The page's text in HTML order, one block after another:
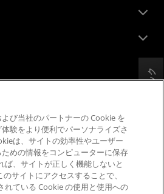
プライバシー
商標
イ チェーンの透明性
でオープンな競争
英国税務戦略
Cookie ポリシー
フィードバック
び当社のパートナーの Cookie を
験をより便利でパーソナライズさ
は、サイトの効率性やユーザー
めの情報をコンピューターに保存
ば、サイトが正しく機能しないと
サイトにアクセスすることで、
れている Cookie の使用と使用への